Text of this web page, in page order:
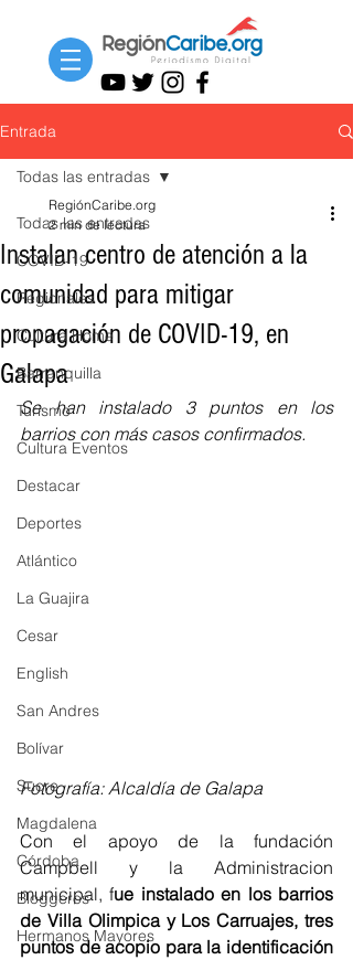
Entrada
Todas las entradas
COVID-19
Regionales
Cultura Home
Barranquilla
Turismo
Cultura Eventos
Destacar
Deportes
Atlántico
La Guajira
Cesar
English
San Andres
Bolívar
Sucre
Magdalena
Córdoba
Bloggeros
Hermanos Mayores
Todas las entradas
Instalan centro de atención a la
comunidad para mitigar
propagación de COVID-19, en
Galapa
RegiónCaribe.org
2 min de lectura
Se han instalado 3 puntos en los
barrios con más casos confirmados.
Fotografía: Alcaldía de Galapa
Con el apoyo de la fundación
Campbell y la Administracion
municipal, fue instalado en los barrios
de Villa Olimpica y Los Carruajes, tres
puntos de acopio para la identificación